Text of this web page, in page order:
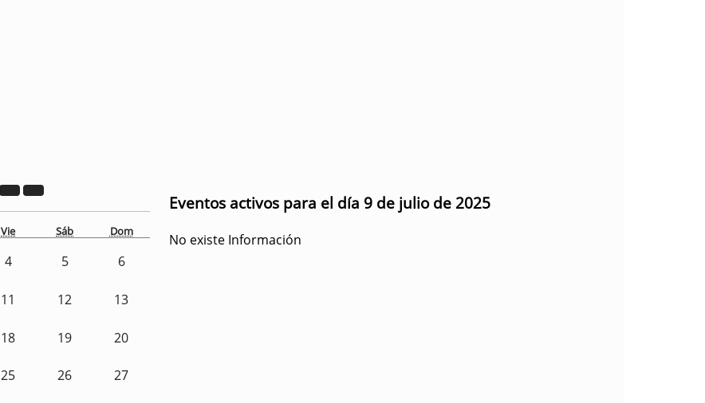
Vie Sáb Dom
4 5 6
11 12 13
18 19 20
25 26 27
Eventos activos para el día 9 de julio de 2025
No existe Información